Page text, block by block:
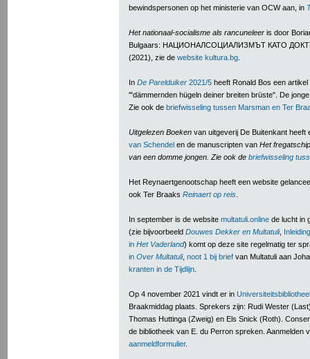
bewindspersonen op het ministerie van OCW aan, in
Het nationaal-socialisme als rancuneleer is door
Bulgaars: НАЦИОНАЛСОЦИАЛИЗМЪТ КАТО
(2021), zie de website kultura.bg
In De Parelduiker 2021/5 heeft Ronald Bos een
'"dämmernden hügeln deiner breiten brüste". De
Zie ook de briefwisseling tussen Marsman en Ter
Uitgelezen Boeken van uitgeverij De Buitenkant heeft
van Schendel en de manuscripten van Het
van een domme jongen. Zie ook de briefwisseling
Het Reynaertgenootschap heeft een website
ook Ter Braaks Reinaert op reis
In september is de website multatuli.online de lucht in
(zie bijvoorbeeld Douwes Dekker en Multatuli,
in Het Vaderland) komt op deze site regelmatig ter
in Over Multatuli, noot 1 bij brief van Multatuli aan
kranten in de Tijdlijn
Op 4 november 2021 vindt er in
Braakmiddag plaats. Sprekers zijn: Rudi Wester
Thomas Huttinga (Zweig) en Els Snick (Roth).
de bibliotheek van E. du Perron spreken. Aanmelden
aanmeldformulier.